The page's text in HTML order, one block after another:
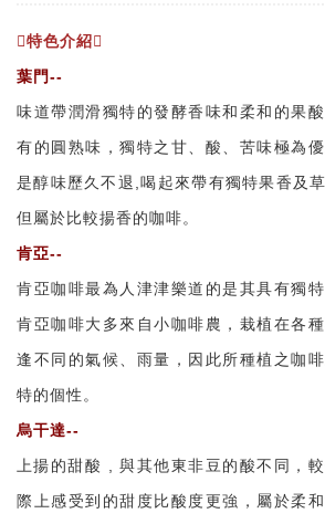
特色介紹
葉門--
味道帶潤滑獨特的發酵香味和柔和的果
有的圓熟味，獨特之甘、酸、苦味極為
是醇味歷久不退,喝起來帶有獨特果香及
但屬於比較揚香的咖啡。
肯亞--
肯亞咖啡最為人津津樂道的是其具有獨特
肯亞咖啡大多來自小咖啡農，栽植在各
逢不同的氣候、雨量，因此所種植之咖
特的個性。
烏干達--
上揚的甜酸 , 與其他東非豆的酸不同，
際上感受到的甜度比酸度更強，屬於柔